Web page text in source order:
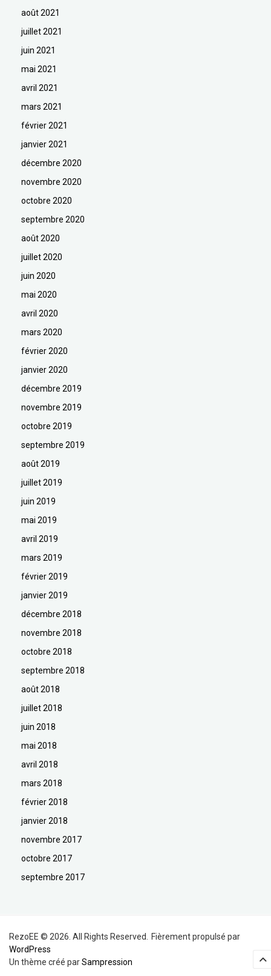
août 2021
juillet 2021
juin 2021
mai 2021
avril 2021
mars 2021
février 2021
janvier 2021
décembre 2020
novembre 2020
octobre 2020
septembre 2020
août 2020
juillet 2020
juin 2020
mai 2020
avril 2020
mars 2020
février 2020
janvier 2020
décembre 2019
novembre 2019
octobre 2019
septembre 2019
août 2019
juillet 2019
juin 2019
mai 2019
avril 2019
mars 2019
février 2019
janvier 2019
décembre 2018
novembre 2018
octobre 2018
septembre 2018
août 2018
juillet 2018
juin 2018
mai 2018
avril 2018
mars 2018
février 2018
janvier 2018
novembre 2017
octobre 2017
septembre 2017
RezoEE © 2026. All Rights Reserved.
Fièrement propulsé par
WordPress
Un thème créé parSampression